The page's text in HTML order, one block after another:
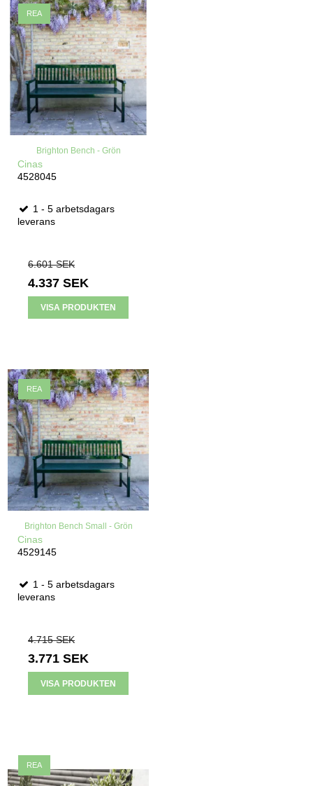
REA
Brighton Bench - Grön
Cinas
4528045
1 - 5 arbetsdagars
leverans
6.601 SEK
4.337 SEK
VISA PRODUKTEN
REA
Brighton Bench Small - Grön
Cinas
4529145
1 - 5 arbetsdagars
leverans
4.715 SEK
3.771 SEK
VISA PRODUKTEN
REA